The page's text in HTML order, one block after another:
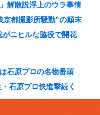
解散説浮上のウラ事情
京都撮影所騒動”の顛末
ニヒルな脇役で開花
石原プロの名物番頭
石原プロ快進撃続く